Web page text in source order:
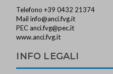
Telefono +39 0432 21374
Mailinfo@anci.fvg.it
PEC anci.fvg@pec.it
www.anci.fvg.it
INFO LEGALI